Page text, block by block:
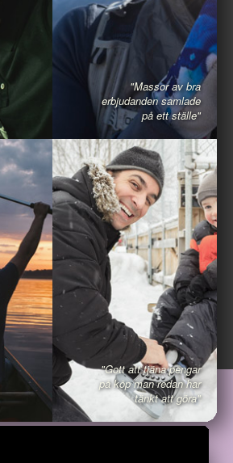
"Massor av bra
erbjudanden samlade
på ett ställe"
"Gott att tjäna pengar
på köp man redan har
tänkt att göra"